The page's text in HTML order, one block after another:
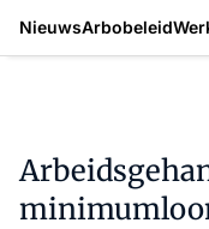
NieuwsArbobeleid